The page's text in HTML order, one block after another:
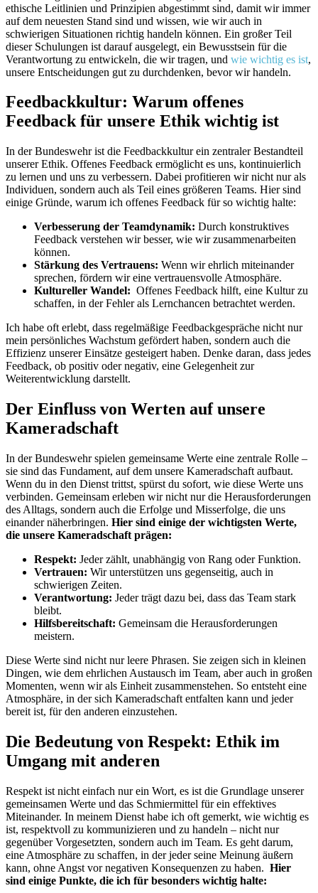
ethische Leitlinien und Prinzipien abgestimmt ‍sind, damit wir​ immer
auf dem neuesten ⁢Stand sind ⁣und wissen,⁤ wie wir auch in
schwierigen Situationen⁢ richtig handeln können. Ein ‍großer ⁢Teil
dieser Schulungen ist darauf⁢ ausgelegt, ein ‌Bewusstsein für die‍
Verantwortung zu entwickeln, die wir‍ tragen, und wie wichtig es ist,
unsere⁤ Entscheidungen gut zu durchdenken, bevor wir ⁢handeln.
Feedbackkultur:⁤ Warum offenes
Feedback für unsere Ethik wichtig ist
In‍ der Bundeswehr ist die Feedbackkultur ⁤ein‌ zentraler‍ Bestandteil
unserer ​Ethik. Offenes Feedback ermöglicht⁣ es uns,⁢ kontinuierlich⁣
zu‍ lernen‍ und⁣ uns zu ⁢verbessern. Dabei profitieren ⁣wir ​nicht nur als
Individuen, sondern auch als Teil eines größeren Teams. Hier sind
einige‌ Gründe,⁤ warum ich ⁣offenes⁣ Feedback für​ so wichtig halte:
Verbesserung der ‌Teamdynamik: ⁢Durch konstruktives
Feedback verstehen wir besser, ⁢wie⁢ wir zusammenarbeiten
können.
Stärkung des ​Vertrauens: Wenn wir ehrlich miteinander
sprechen,⁣ fördern wir eine ⁣vertrauensvolle⁣ Atmosphäre.
Kultureller‍ Wandel: ⁤ Offenes Feedback hilft,‌ eine Kultur zu
schaffen, in der Fehler als Lernchancen betrachtet werden.
Ich habe oft erlebt, ​dass ⁢regelmäßige Feedbackgespräche nicht ​nur
mein persönliches Wachstum gefördert haben, sondern auch die
Effizienz unserer Einsätze gesteigert haben. ⁢Denke daran,‌ dass jedes
‍Feedback, ob​ positiv⁤ oder negativ, ‍eine Gelegenheit zur
Weiterentwicklung⁢ darstellt.
Der Einfluss von Werten auf unsere
Kameradschaft
In der Bundeswehr spielen gemeinsame Werte eine ‍zentrale ‍Rolle –
‌sie ⁢sind das Fundament,⁣ auf dem unsere Kameradschaft aufbaut.
Wenn ​du in den Dienst ‍trittst, spürst du ⁣sofort, wie diese⁤ Werte uns
verbinden. Gemeinsam erleben wir nicht nur⁢ die ‌Herausforderungen⁢
des Alltags,⁣ sondern auch die Erfolge und Misserfolge, die uns
einander näherbringen. Hier sind einige ⁤der wichtigsten Werte,
‌die unsere Kameradschaft prägen:
Respekt: Jeder zählt, unabhängig von⁣ Rang ‍oder Funktion.
Vertrauen: Wir unterstützen⁤ uns gegenseitig, ⁣auch in‍
schwierigen Zeiten.
Verantwortung: Jeder trägt dazu bei, ‌dass das Team‌ stark
bleibt.
Hilfsbereitschaft: Gemeinsam die Herausforderungen
meistern.
Diese Werte ‍sind nicht nur leere⁤ Phrasen. Sie zeigen ⁤sich‌ in kleinen
Dingen, wie ⁤dem ehrlichen Austausch⁢ im​ Team, aber auch ‍in großen⁢
Momenten, ⁣wenn wir als Einheit zusammenstehen. So ⁢entsteht eine
Atmosphäre,‍ in der sich ‌Kameradschaft entfalten kann⁤ und jeder
bereit ist,‌ für den anderen einzustehen.
Die Bedeutung⁣ von Respekt: Ethik im
Umgang mit anderen
Respekt ist nicht ⁤einfach nur ein Wort, es⁤ ist die‌ Grundlage unserer
gemeinsamen Werte und⁤ das Schmiermittel⁣ für ein effektives‍
Miteinander. In meinem⁣ Dienst habe​ ich oft ​gemerkt, wie wichtig es
ist, respektvoll zu kommunizieren und zu handeln ​–‍ nicht​ nur
gegenüber​ Vorgesetzten, sondern auch im ‍Team. Es ⁤geht darum,
eine Atmosphäre zu ‍schaffen, in der jeder ⁤seine Meinung äußern
kann, ohne Angst vor negativen Konsequenzen ⁢zu haben. ⁤ Hier
sind einige Punkte,​ die ich⁣ für besonders ⁣wichtig halte: